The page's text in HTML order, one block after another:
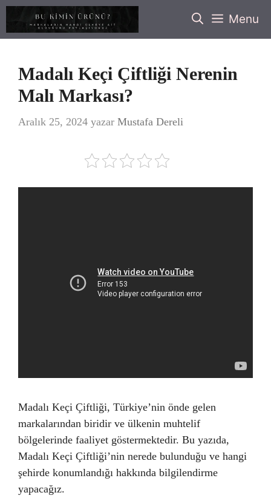
İçeriğe
Menu
Madalı Keçi Çiftliği Nerenin
Malı Markası?
Aralık 25, 2024 yazar Mustafa Dereli
Madalı Keçi Çiftliği, Türkiye’nin önde gelen
markalarından biridir ve ülkenin muhtelif
bölgelerinde faaliyet göstermektedir. Bu yazıda,
Madalı Keçi Çiftliği’nin nerede bulunduğu ve hangi
şehirde konumlandığı hakkında bilgilendirme
yapacağız.